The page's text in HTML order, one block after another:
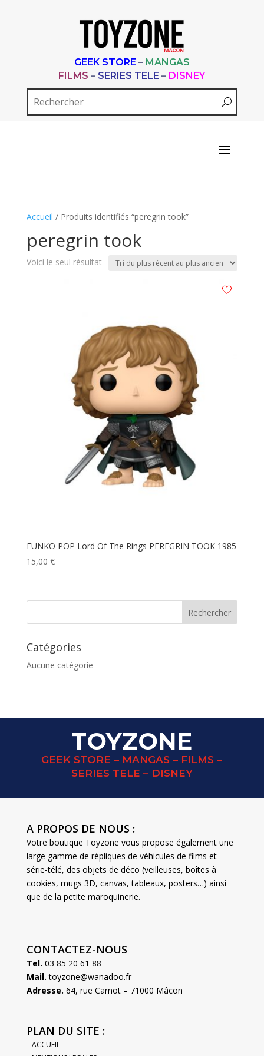
GEEK STORE – MANGAS
FILMS – SERIES TELE – DISNEY
Accueil / Produits identifiés “peregrin took”
peregrin took
Voici le seul résultat
FUNKO POP Lord Of The Rings PEREGRIN TOOK 1985
15,00 €
Catégories
Aucune catégorie
TOYZONE
GEEK STORE – MANGAS – FILMS –
SERIES TELE – DISNEY
A PROPOS DE NOUS :
Votre boutique Toyzone vous propose également une
large gamme de répliques de véhicules de films et
série-télé, des objets de déco (veilleuses, boîtes à
cookies, mugs 3D, canvas, tableaux, posters…) ainsi
que de la petite maroquinerie.
CONTACTEZ-NOUS
Tel. 03 85 20 61 88
Mail. toyzone@wanadoo.fr
Adresse. 64, rue Carnot – 71000 Mâcon
PLAN DU SITE :
– ACCUEIL